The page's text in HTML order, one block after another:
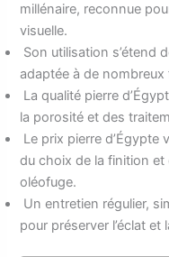
millénaire, reconnue
visuelle.
Son utilisation s’étend
adaptée à de
La qualité pierre
la porosité et des
Le prix pierre
du choix de la finition
oléofuge.
Un entretien régulier,
pour préserver l’éclat et